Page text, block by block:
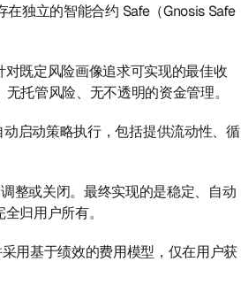
独立的智能合约 Safe（Gnosis Safe
既定风险画像追求可实现的最佳收
托管风险、无不透明的资金管理。
启动策略执行，包括提供流动性、循
整或关闭。最终实现的是稳定、自动
归用户所有。
用基于绩效的费用模型，仅在用户获